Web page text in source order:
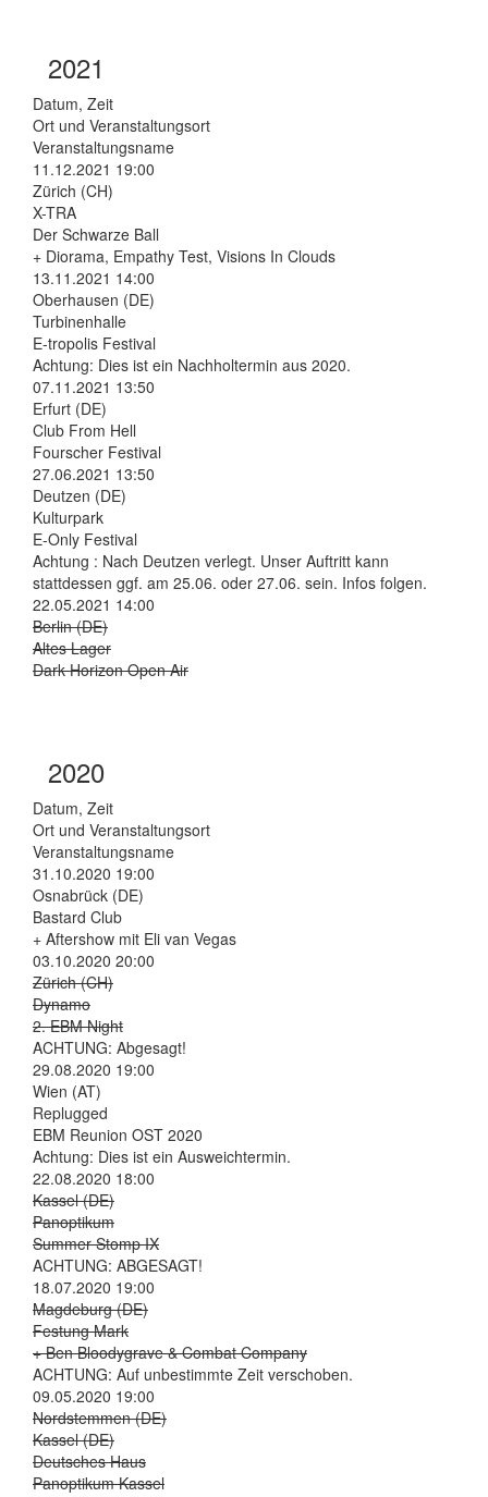
2021
Datum, Zeit
Ort und Veranstaltungsort
Veranstaltungsname
11.12.2021 19:00
Zürich (CH)
X-TRA
Der Schwarze Ball
+ Diorama, Empathy Test, Visions In Clouds
13.11.2021 14:00
Oberhausen (DE)
Turbinenhalle
E-tropolis Festival
Achtung: Dies ist ein Nachholtermin aus 2020.
07.11.2021 13:50
Erfurt (DE)
Club From Hell
Fourscher Festival
27.06.2021 13:50
Deutzen (DE)
Kulturpark
E-Only Festival
Achtung : Nach Deutzen verlegt. Unser Auftritt kann
stattdessen ggf. am 25.06. oder 27.06. sein. Infos folgen.
22.05.2021 14:00
Berlin (DE)
Altes Lager
Dark Horizon Open Air
2020
Datum, Zeit
Ort und Veranstaltungsort
Veranstaltungsname
31.10.2020 19:00
Osnabrück (DE)
Bastard Club
+ Aftershow mit Eli van Vegas
03.10.2020 20:00
Zürich (CH)
Dynamo
2. EBM Night
ACHTUNG: Abgesagt!
29.08.2020 19:00
Wien (AT)
Replugged
EBM Reunion OST 2020
Achtung: Dies ist ein Ausweichtermin.
22.08.2020 18:00
Kassel (DE)
Panoptikum
Summer Stomp IX
ACHTUNG: ABGESAGT!
18.07.2020 19:00
Magdeburg (DE)
Festung Mark
+ Ben Bloodygrave & Combat Company
ACHTUNG: Auf unbestimmte Zeit verschoben.
09.05.2020 19:00
Nordstemmen (DE)
Kassel (DE)
Deutsches Haus
Panoptikum Kassel